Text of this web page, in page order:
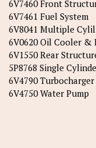
6V7460 Front
6V7461 Fuel System
6V8041 Multiple
6V0620 Oil Cooler &
6V1550 Rear
5P8768 Single
6V4790 Turbocharger
6V4750 Water Pump